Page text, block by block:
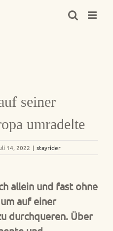
seiner
umradelte
14, 2022 | stayrider
allein und fast ohne
auf einer
durchqueren. Über